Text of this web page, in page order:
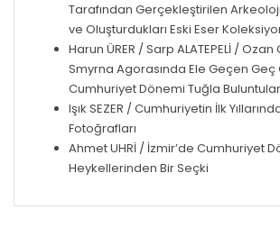
Tarafından Gerçekleştirilen
ve Oluşturdukları Eski Eser
Harun ÜRER / Sarp ALATEPELİ / Ozan
Smyrna Agorasında Ele Geçen Geç
Cumhuriyet Dönemi Tuğla
Işık SEZER / Cumhuriyetin İlk
Fotoğrafları
Ahmet UHRİ / İzmir’de Cumhuriyet
Heykellerinden Bir Seçki